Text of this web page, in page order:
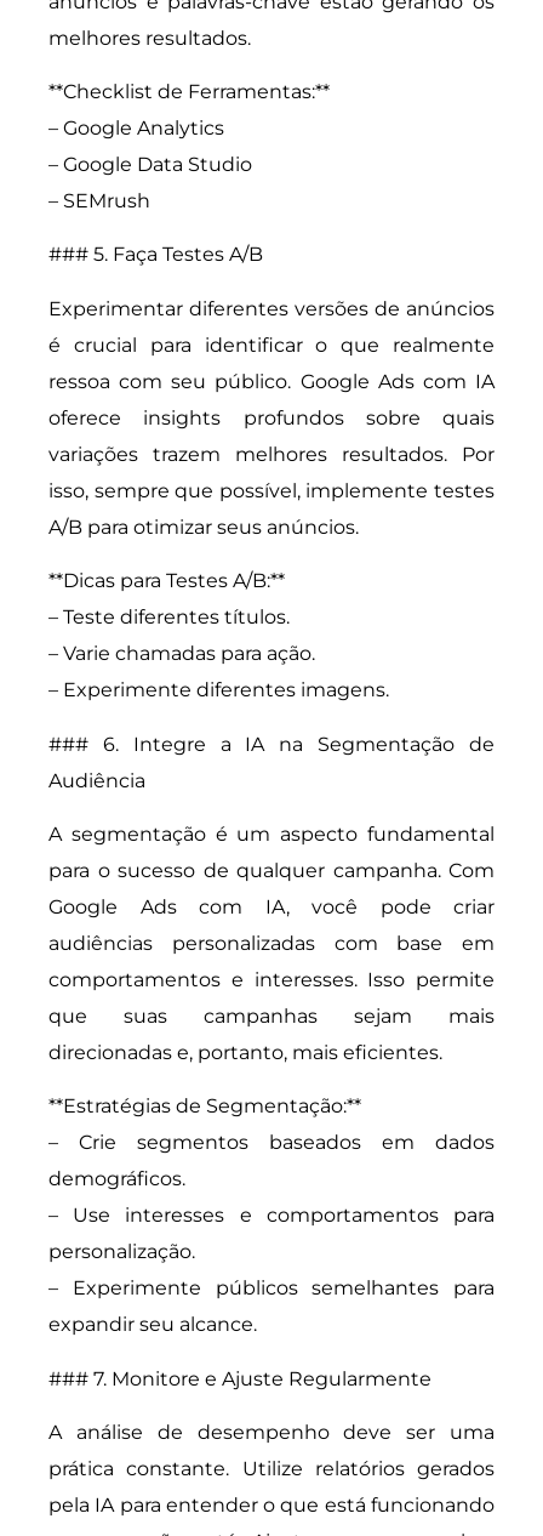
melhores resultados.
**Checklist de Ferramentas:**
– Google Analytics
– Google Data Studio
– SEMrush
### 5. Faça Testes A/B
Experimentar diferentes versões de anúncios
é crucial para identificar o que realmente
ressoa com seu público. Google Ads com IA
oferece insights profundos sobre quais
variações trazem melhores resultados. Por
isso, sempre que possível, implemente testes
A/B para otimizar seus anúncios.
**Dicas para Testes A/B:**
– Teste diferentes títulos.
– Varie chamadas para ação.
– Experimente diferentes imagens.
### 6. Integre a IA na Segmentação de
Audiência
A segmentação é um aspecto fundamental
para o sucesso de qualquer campanha. Com
Google Ads com IA, você pode criar
audiências personalizadas com base em
comportamentos e interesses. Isso permite
que suas campanhas sejam mais
direcionadas e, portanto, mais eficientes.
**Estratégias de Segmentação:**
– Crie segmentos baseados em dados
demográficos.
– Use interesses e comportamentos para
personalização.
– Experimente públicos semelhantes para
expandir seu alcance.
### 7. Monitore e Ajuste Regularmente
A análise de desempenho deve ser uma
prática constante. Utilize relatórios gerados
pela IA para entender o que está funcionando